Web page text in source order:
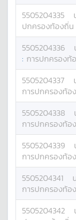
5505204335
ปกครองท้องถิ่น
5505204336
: การปกครองท้
5505204337
การปกครองท้อ
5505204338
การปกครองท้อ
5505204339
การปกครองท้อ
5505204341
การปกครองท้อ
5505204342